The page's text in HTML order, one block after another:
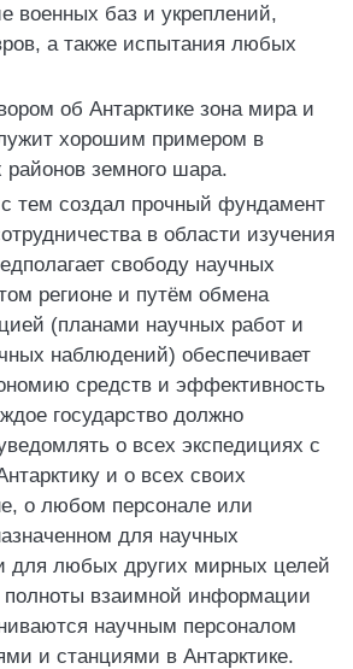
военных баз и укреплений,
а также испытания любых
об Антарктике зона мира и
хорошим примером в
земного шара.
тем создал прочный фундамент
в области изучения
свободу научных
регионе и путём обмена
(планами научных работ и
наблюдений) обеспечивает
средств и эффективность
государство должно
о всех экспедициях с
и о всех своих
о любом персонале или
для научных
для любых других мирных целей
полноты взаимной информации
научным персоналом
и станциями в Антарктике.